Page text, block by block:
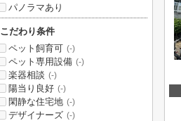
パノラマあり
こだわり条件
ペット飼育可 (-)
ペット専用設備 (-)
楽器相談 (-)
陽当り良好 (-)
閑静な住宅地 (-)
デザイナーズ (-)